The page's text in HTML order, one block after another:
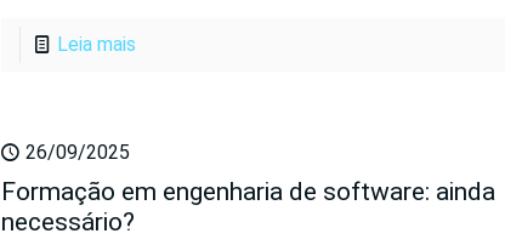
Leia mais
26/09/2025
Formação em engenharia de software: ainda
necessário?